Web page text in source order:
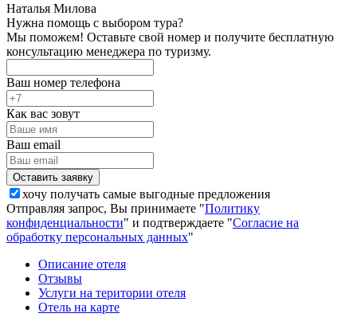
Наталья Милова
Нужна помощь с выбором тура?
Мы поможем! Оставьте свой номер и получите бесплатную
консультацию менеджера по туризму.
Ваш номер телефона
Как вас зовут
Ваш email
хочу получать самые выгодные предложения
Отправляя запрос, Вы принимаете "Политику
конфиденциальности" и подтверждаете "Согласие на
обработку персональных данных"
Описание отеля
Отзывы
Услуги на територии отеля
Отель на карте